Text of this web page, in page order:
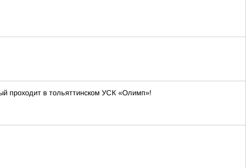
проходит в тольяттинском УСК «Олимп»!